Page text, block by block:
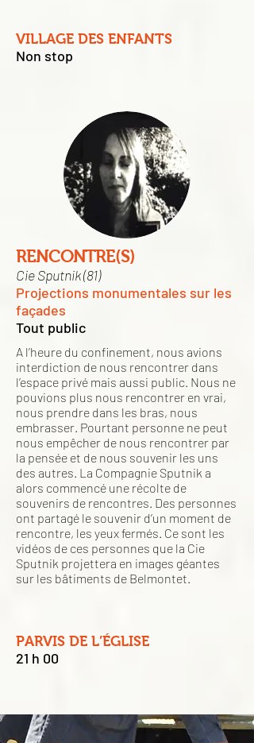
VILLAGE DES ENFANTS
Non stop
RENCONTRE(S)
Cie Sputnik (81)
Projections monumentales sur les
façades
Tout public
A l’heure du confinement, nous avions
interdiction de nous rencontrer dans
l’espace privé mais aussi public. Nous ne
pouvions plus nous rencontrer en vrai,
nous prendre dans les bras, nous
embrasser. Pourtant personne ne peut
nous empêcher de nous rencontrer par
la pensée et de nous souvenir les uns
des autres. La Compagnie Sputnik a
alors commencé une récolte de
souvenirs de rencontres. Des personnes
ont partagé le souvenir d’un moment de
rencontre, les yeux fermés. Ce sont les
vidéos de ces personnes que la Cie
Sputnik projettera en images géantes
sur les bâtiments de Belmontet.
PARVIS DE L’ÉGLISE
21 h 00